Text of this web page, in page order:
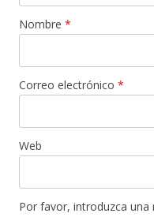
Nombre *
Correo electrónico *
Web
Por favor, introduzca una